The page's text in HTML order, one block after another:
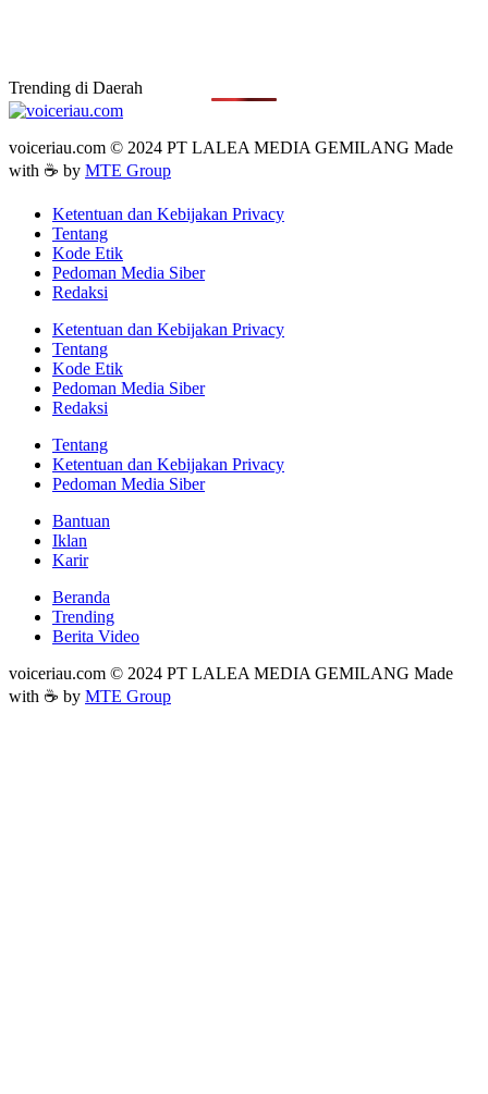
Trending di Daerah
voiceriau.com © 2024 PT LALEA MEDIA GEMILANG Made
with ☕ by MTE Group
Ketentuan dan Kebijakan Privacy
Tentang
Kode Etik
Pedoman Media Siber
Redaksi
Ketentuan dan Kebijakan Privacy
Tentang
Kode Etik
Pedoman Media Siber
Redaksi
Tentang
Ketentuan dan Kebijakan Privacy
Pedoman Media Siber
Bantuan
Iklan
Karir
Beranda
Trending
Berita Video
voiceriau.com © 2024 PT LALEA MEDIA GEMILANG Made
with ☕ by MTE Group